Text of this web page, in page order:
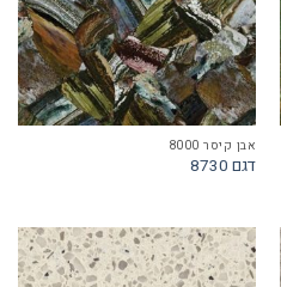
אבן קיסר 8000
דגם 8730